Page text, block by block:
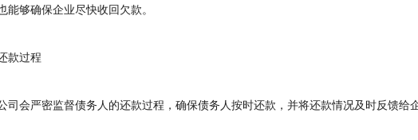
能够确保企业尽快收回欠款。
过程
会严密监督债务人的还款过程，确保债务人按时还款，并将还款情况及时反馈给